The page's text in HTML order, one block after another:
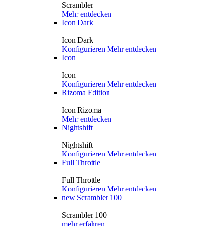
Scrambler
Mehr entdecken
Icon Dark
Icon Dark
Konfigurieren Mehr entdecken
Icon
Icon
Konfigurieren Mehr entdecken
Rizoma Edition
Icon Rizoma
Mehr entdecken
Nightshift
Nightshift
Konfigurieren Mehr entdecken
Full Throttle
Full Throttle
Konfigurieren Mehr entdecken
new Scrambler 100
Scrambler 100
mehr erfahren